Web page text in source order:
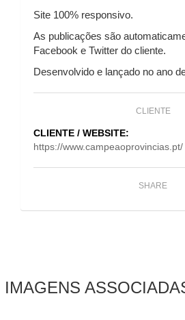
Site 100% responsivo.
As publicações são
Facebook e Twitter do cliente.
Desenvolvido e lançado no ano
CLIENTE
CLIENTE / WEBSITE:
https://www.campeaoprovincias.pt/
SHARE
IMAGENS